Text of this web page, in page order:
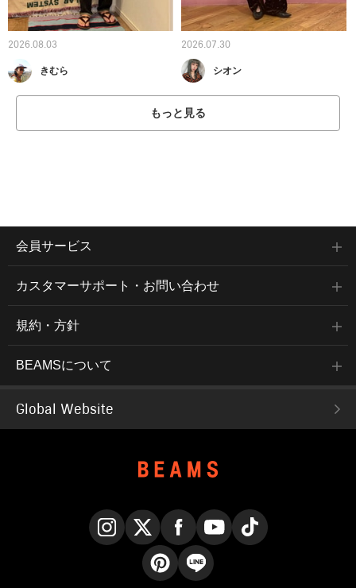
2026.08.03
きむら
2026.07.30
シオン
もっと見る
会員サービス
カスタマーサポート・お問い合わせ
規約・方針
BEAMSについて
Global Website